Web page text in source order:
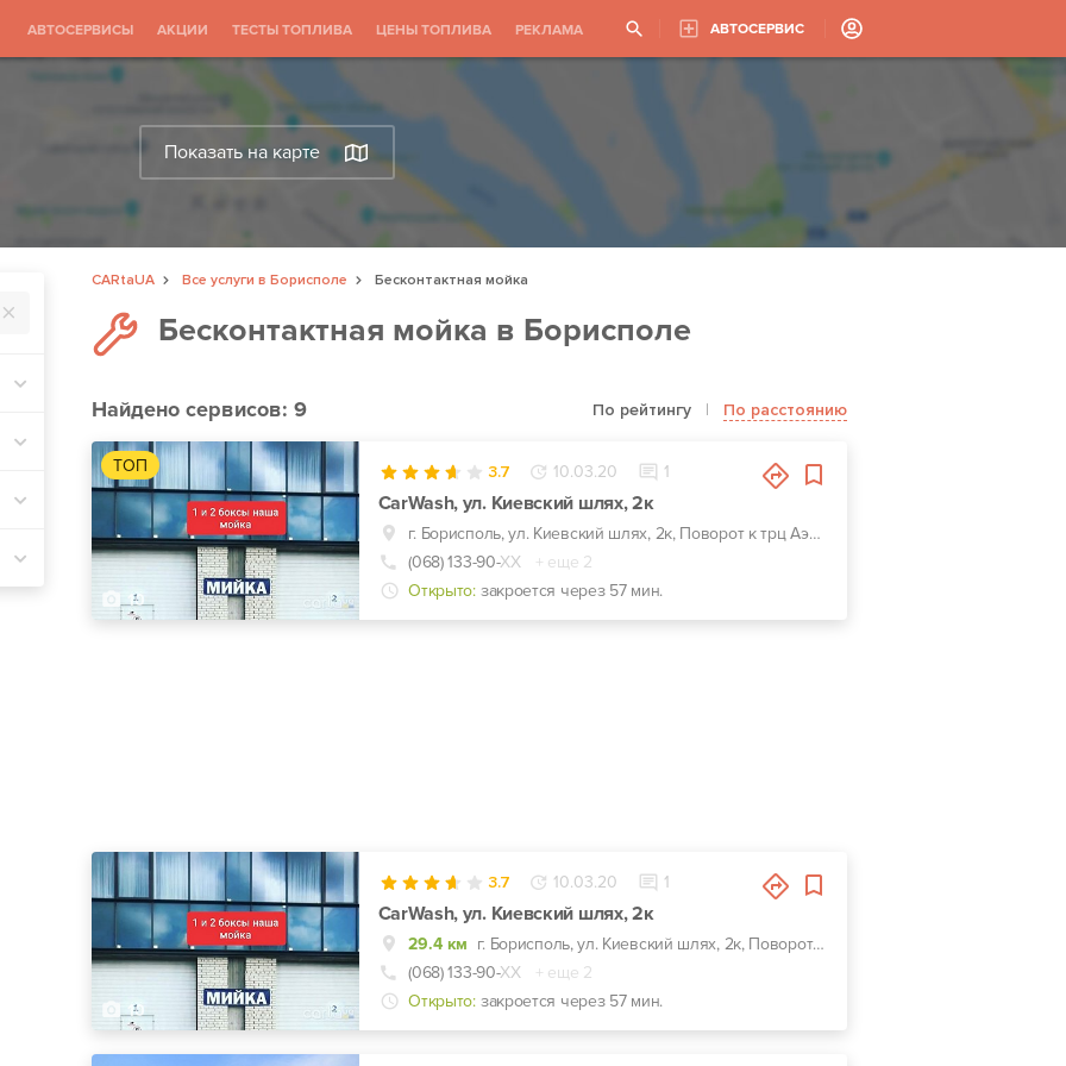
АВТОСЕРВИСЫ АКЦИИ ТЕСТЫ ТОПЛИВА ЦЕНЫ ТОПЛИВА РЕКЛАМА АВТОСЕРВИС
Показать на карте
CARtaUA Все услуги в Борисполе
Бесконтактная мойка
Бесконтактная мойка в Борисполе
Найденосервисов: 9 По рейтингу | По расстоянию
ТОП
10
3.7 10.03.20 1
CarWash, ул. Киевский шлях, 2к
г. Борисполь, ул. Киевский шлях, 2к, Поворот к трц Аэромолл, за кафе "Борщ" направо
(068) 133-90-ХХ
+ еще 2
Открыто: закроется через 57 мин.
10
3.7 10.03.20 1
CarWash, ул. Киевский шлях, 2к
29.4 км
г. Борисполь, ул. Киевский шлях, 2к, Поворот к трц Аэромолл, за кафе "Борщ" направо
(068) 133-90-ХХ
+ еще 2
Открыто: закроется через 57 мин.